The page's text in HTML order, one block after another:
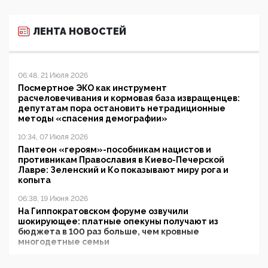
ЛЕНТА НОВОСТЕЙ
06:48, 21 Июля 2026
Посмертное ЭКО как инструмент
расчеловечивания и кормовая база извращенцев:
депутатам пора остановить нетрадиционные
методы «спасения демографии»
10:34, 07 Июля 2026
Пантеон «героям»-пособникам нацистов и
противникам Православия в Киево-Печерской
Лавре: Зеленский и Ко показывают миру рога и
копыта
06:38, 19 Июня 2026
На Гиппократовском форуме озвучили
шокирующее: платные опекуны получают из
бюджета в 100 раз больше, чем кровные
многодетные семьи